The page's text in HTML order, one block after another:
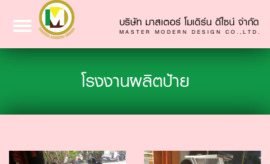
Toggle
navigation
บริษัท มาสเตอร์ โมเดิร์น ดีไซน์ จำกัด
MASTER MODERN DESIGN CO.,LTD.
โรงงานผลิตป้าย